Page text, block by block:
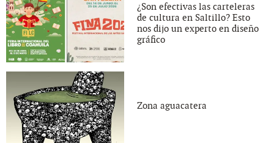
¿Son efectivas las carteleras
de cultura en Saltillo? Esto
nos dijo un experto en diseño
gráfico
Zona aguacatera